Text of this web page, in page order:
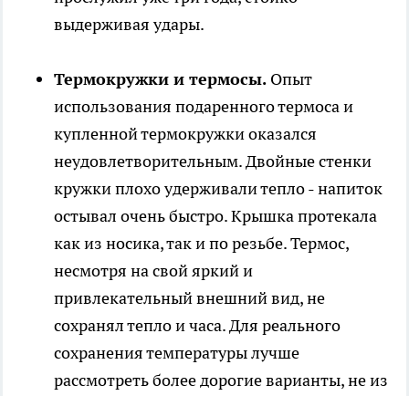
выдерживая удары.
Термокружки и термосы. Опыт
использования подаренного термоса и
купленной термокружки оказался
неудовлетворительным. Двойные стенки
кружки плохо удерживали тепло - напиток
остывал очень быстро. Крышка протекала
как из носика, так и по резьбе. Термос,
несмотря на свой яркий и
привлекательный внешний вид, не
сохранял тепло и часа. Для реального
сохранения температуры лучше
рассмотреть более дорогие варианты, не из